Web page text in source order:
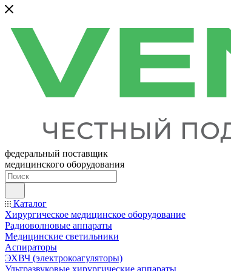
федеральный поставщик
медицинского оборудования
Каталог
Хирургическое медицинское оборудование
Радиоволновые аппараты
Медицинские светильники
Аспираторы
ЭХВЧ (электрокоагуляторы)
Ультразвуковые хирургические аппараты